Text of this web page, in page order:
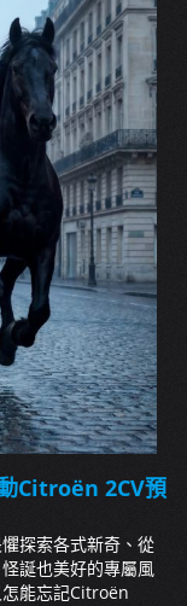
Citroën 2CV預
探索各式新奇、從
誕也美好的專屬風
能忘記Citroën